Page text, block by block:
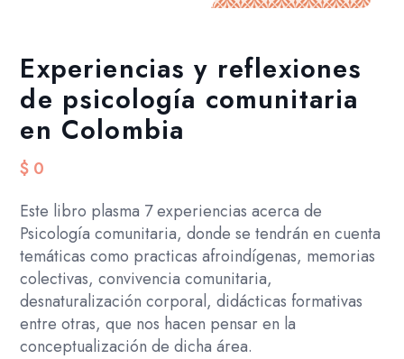
Experiencias y reflexiones
de psicología comunitaria
en Colombia
$ 0
Este libro plasma 7 experiencias acerca de
Psicología comunitaria, donde se tendrán en cuenta
temáticas como practicas afroindígenas, memorias
colectivas, convivencia comunitaria,
desnaturalización corporal, didácticas formativas
entre otras, que nos hacen pensar en la
conceptualización de dicha área.